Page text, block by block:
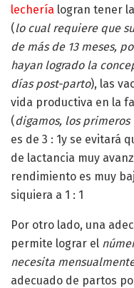
lechería logran tener
(lo cual requiere que
de más de 13 meses,
hayan logrado la
días post-parto), las
vida productiva en la
(digamos, los primeros
es de 3 : 1y se evitará
de lactancia muy
rendimiento es muy
siquiera a 1 : 1
Por otro lado, una
permite lograr el
necesita
adecuado de partos